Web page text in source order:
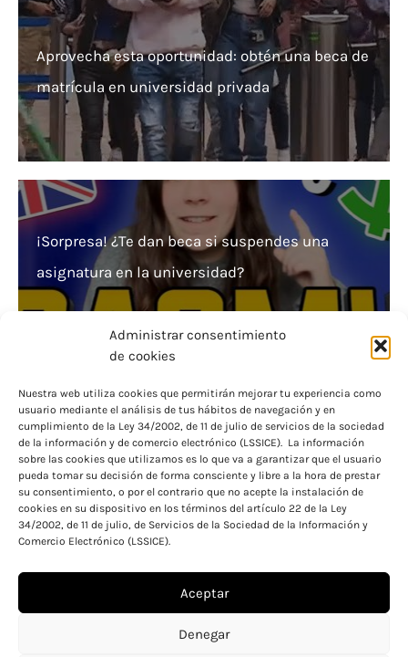
Administrar consentimiento
de cookies
Nuestra web utiliza cookies que permitirán mejorar tu experiencia como
usuario mediante el análisis de tus hábitos de navegación y en
cumplimiento de la Ley 34/2002, de 11 de julio de servicios de la sociedad
de la información y de comercio electrónico (LSSICE). La información
sobre las cookies que utilizamos es lo que va a garantizar que el usuario
pueda tomar su decisión de forma consciente y libre a la hora de prestar
su consentimiento, o por el contrario que no acepte la instalación de
cookies en su dispositivo en los términos del artículo 22 de la Ley
34/2002, de 11 de julio, de Servicios de la Sociedad de la Información y
Comercio Electrónico (LSSICE).
Aceptar
Denegar
Aprovecha esta oportunidad: obtén una beca de
matrícula en universidad privada
¡Sorpresa! ¿Te dan beca si suspendes una
asignatura en la universidad?
Descubre los Requisitos Económicos de las
Becas Universitarias del Gobierno Vasco.
Política de cookies